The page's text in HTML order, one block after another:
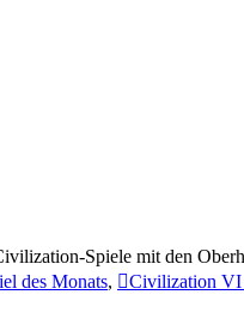
Spiele mit den
des Monats,
Civilization VI